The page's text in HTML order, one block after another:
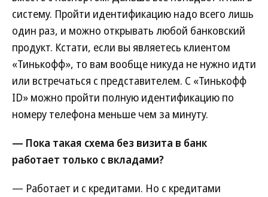
систему. Пройти идентификацию надо всего лишь
один раз, и можно открывать любой банковский
продукт. Кстати, если вы являетесь клиентом
«Тинькофф», то вам вообще никуда не нужно идти
или встречаться с представителем. С «Тинькофф
ID» можно пройти полную идентификацию по
номеру телефона меньше чем за минуту.
— Пока такая схема без визита в банк
работает только с вкладами?
— Работает и с кредитами. Но с кредитами